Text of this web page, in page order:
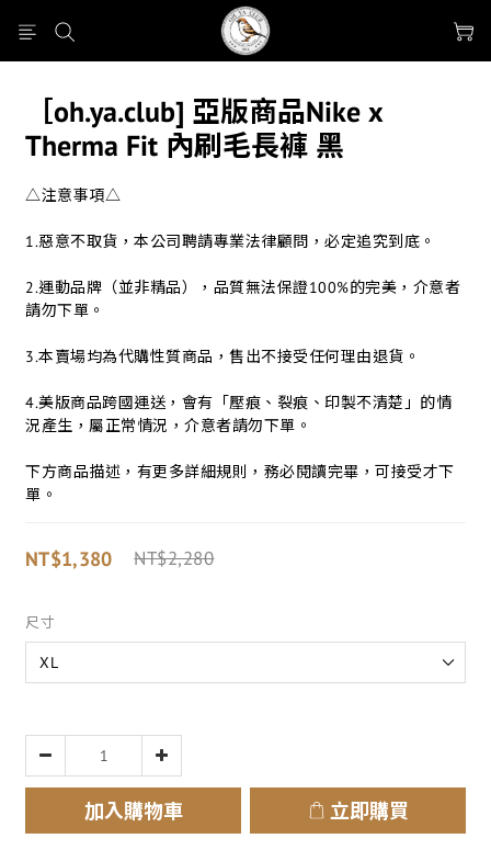
［oh.ya.club] 亞版商品Nike x
Therma Fit 內刷毛長褲 黑
△注意事項△
1.惡意不取貨，本公司聘請專業法律顧問，必定追究到底。
2.運動品牌（並非精品），品質無法保證100%的完美，介意者
請勿下單。
3.本賣場均為代購性質商品，售出不接受任何理由退貨。
4.美版商品跨國運送，會有「壓痕、裂痕、印製不清楚」的情
況產生，屬正常情況，介意者請勿下單。
下方商品描述，有更多詳細規則，務必閱讀完畢，可接受才下
單。
NT$1,380 NT$2,280
尺寸
加入購物車 立即購買